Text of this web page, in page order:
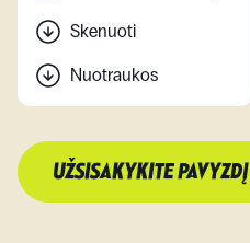
Skenuoti
Nuotraukos
UŽSISAKYKITE PAVYZDĮ